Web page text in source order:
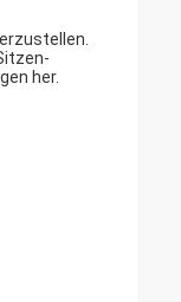
her.